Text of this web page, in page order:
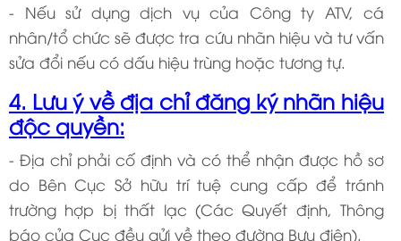
- Nếu sử dụng dịch vụ của Công ty ATV, cá
nhân/tổ chức sẽ được tra cứu nhãn hiệu và tư vấn
sửa đổi nếu có dấu hiệu trùng hoặc tương tự.
4. Lưu ý về địa chỉ đăng ký nhãn hiệu
độc quyền:
- Địa chỉ phải cố định và có thể nhận được hồ sơ
do Bên Cục Sở hữu trí tuệ cung cấp để tránh
trường hợp bị thất lạc (Các Quyết định, Thông
báo của Cục đều gửi về theo đường Bưu điện).